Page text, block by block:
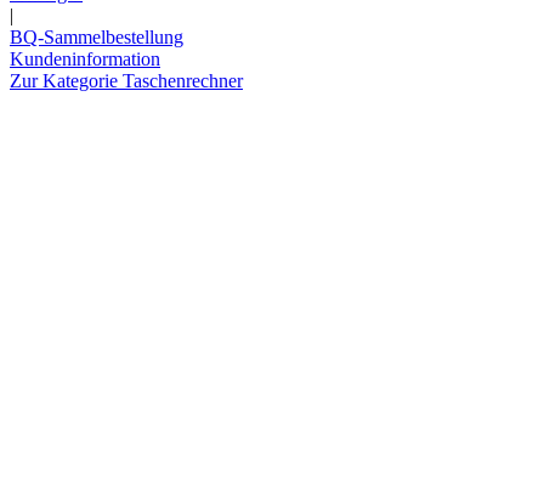
|
BQ-Sammelbestellung
Kundeninformation
Zur Kategorie Taschenrechner